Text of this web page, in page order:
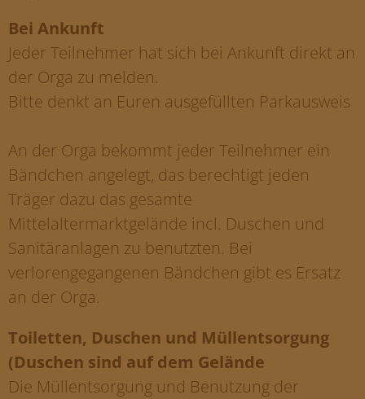
Bei Ankunft
Jeder Teilnehmer hat sich bei Ankunft direkt an
der Orga zu melden.
Bitte denkt an Euren ausgefüllten Parkausweis
An der Orga bekommt jeder Teilnehmer ein
Bändchen angelegt, das berechtigt jeden
Träger dazu das gesamte
Mittelaltermarktgelände incl. Duschen und
Sanitäranlagen zu benutzten. Bei
verlorengegangenen Bändchen gibt es Ersatz
an der Orga.
Toiletten, Duschen und Müllentsorgung
(Duschen sind auf dem Gelände
Die Müllentsorgung und Benutzung der